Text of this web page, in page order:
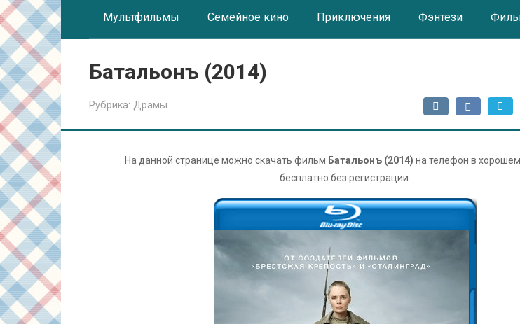
Мультфильмы Семейное кино Приключения Фэнтези
Батальонъ (2014)
Рубрика: Драмы
На данной странице можно скачать фильм Батальонъ (2014) на телефон в
бесплатно без регистрации.